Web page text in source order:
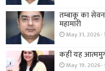
तम्बाकू का
महामारी
May 31, 2026-
कहीं यह
May 19, 2026-